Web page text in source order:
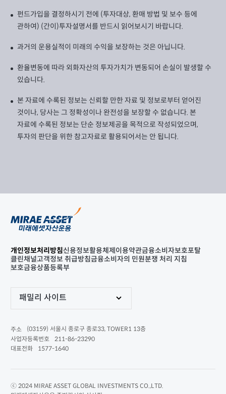
펀드가입을 결정하시기 전에 (투자대상, 환매 방법 및 보수 등에
관하여) (간이)투자설명서를 반드시 읽어보시기 바랍니다.
과거의 운용실적이 미래의 수익을 보장하는 것은 아닙니다.
환율변동에 따라 외화자산의 투자가치가 변동되어 손실이 발생할 수
있습니다.
본 자료에 수록된 정보는 신뢰할 만한 자료 및 정보로부터 얻어진
것이나, 당사는 그 정확성이나 완전성을 보장할 수 없습니다. 본
자료에 수록된 정보는 단순 정보제공을 목적으로 작성되었으며,
투자의 판단을 위한 참고자료로 활용되어서는 안 됩니다.
개인정보처리방침신용정보활용체제 이용약관금융소비자보호포탈
클린채널고객정보 취급방침금융소비자의 민원분쟁 처리 지침
보호금융상품등록부
패밀리 사이트
주소
(03159) 서울시 종로구 종로33, TOWER1 13층
사업자등록번호
211-86-23290
대표전화
1577-1640
ⓒ 2024 MIRAE ASSET GLOBAL INVESTMENTS CO.,LTD.